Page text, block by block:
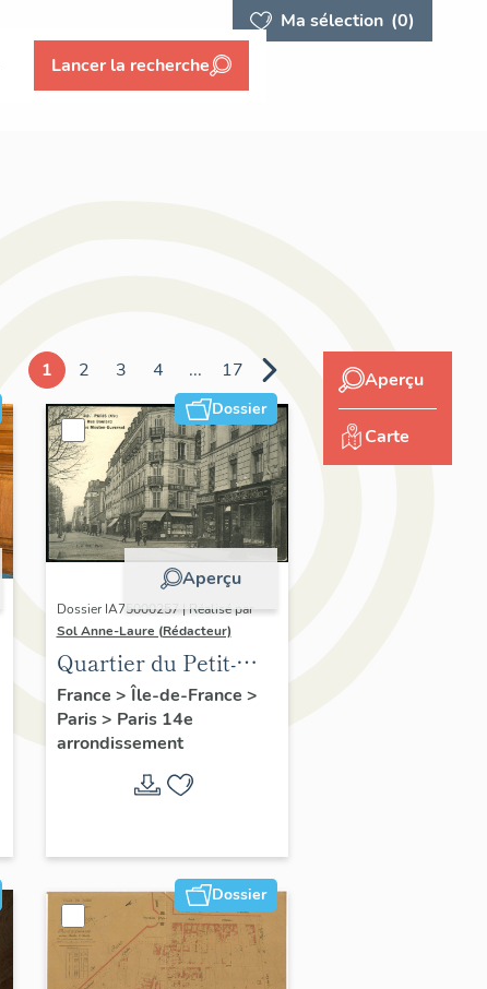
Ma sélection (0)
Lancer la recherche
1 2 3 4 ... 17
Dossier
Aperçu
Dossier IA75000257 | Réalisé par
Sol Anne-Laure (Rédacteur)
Quartier du Petit-
Montrouge
France > Île-de-France >
Paris> Paris 14e
arrondissement
Dossier
Aperçu
Carte